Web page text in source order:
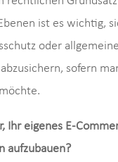
ist es wichtig,
oder
sofern
Ihr eigenes E-
aufzubauen?